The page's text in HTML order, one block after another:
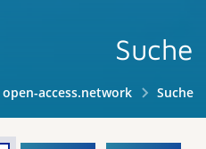
Suche
open-access.network Suche